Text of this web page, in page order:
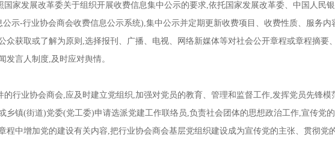
发展改革委关于组织开展收费信息集中公示的要求,依托国家发展改革委、中国人民银
示-行业协会商会收费信息公示系统),集中公示并定期更新收费项目、收费性质、服务
众获取或了解为原则,选择报刊、广播、电视、网络新媒体等对社会公开章程或章程摘要
发言人制度,及时应对舆情。
业协会商会,应及时建立党组织,加强对党员的教育、管理和监督工作,发挥党员先锋模
乡镇(街道)党委(党工委)申请选派党建工作联络员,负责社会团体的思想政治工作,宣传党
程中增加党的建设有关内容,把行业协会商会基层党组织建设成为宣传党的主张、贯彻党